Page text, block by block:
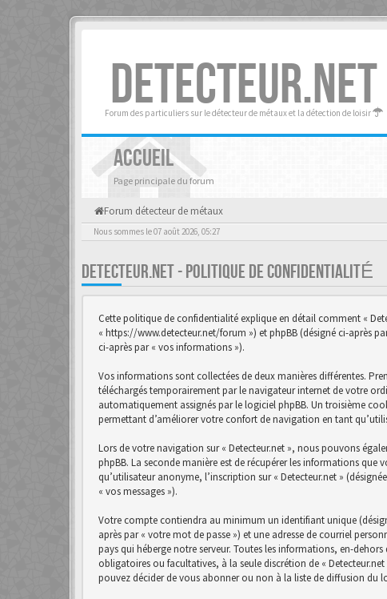
DETECTEUR.NET
Forum des particuliers sur le détecteur de métaux et la détection de loisir
ACCUEIL
Page principale du forum
Forum détecteur de métaux
Nous sommes le 07 août 2026, 05:27
DETECTEUR.NET - POLITIQUE DE CONFIDENTIALITÉ
Cette politique de confidentialité explique en détail comment «
« https://www.detecteur.net/forum ») et phpBB (désigné ci-après
ci-après par « vos informations »).
Vos informations sont collectées de deux manières différentes.
téléchargés temporairement par le navigateur internet de votre
automatiquement assignés par le logiciel phpBB. Un troisième
permettant d’améliorer votre confort de navigation en tant
Lors de votre navigation sur « Detecteur.net », nous pouvons
phpBB. La seconde manière est de récupérer les informations
qu’utilisateur anonyme, l’inscription sur « Detecteur.net »
« vos messages »).
Votre compte contiendra au minimum un identifiant unique
après par « votre mot de passe ») et une adresse de courriel
pays qui héberge notre serveur. Toutes les informations, en-
obligatoires ou facultatives, à la seule discrétion de «
pouvez décider de vous abonner ou non à la liste de diffusion du